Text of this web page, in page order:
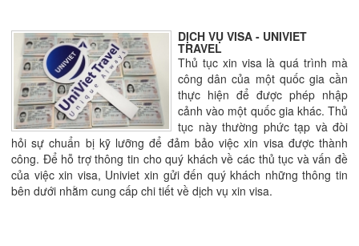
DỊCH VỤ VISA - UNIVIET
TRAVEL
Thủ tục xin visa là quá trình mà
công dân của một quốc gia cần
thực hiện để được phép nhập
cảnh vào một quốc gia khác. Thủ
tục này thường phức tạp và đòi
hỏi sự chuẩn bị kỹ lưỡng để đảm bảo việc xin visa được thành
công. Để hỗ trợ thông tin cho quý khách về các thủ tục và vấn đề
của việc xin visa, Univiet xin gửi đến quý khách những thông tin
bên dưới nhằm cung cấp chi tiết về dịch vụ xin visa.